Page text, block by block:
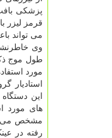
پزشکی
قرمز لیزر
می تواند
وی
طول موج
مورد
استادیار
این
های مورد
مشخص می
رفته در